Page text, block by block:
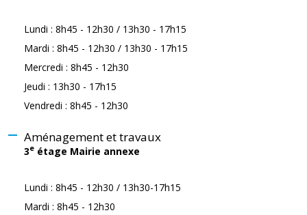
Lundi : 8h45 - 12h30 / 13h30 - 17h15
Mardi : 8h45 - 12h30 / 13h30 - 17h15
Mercredi : 8h45 - 12h30
Jeudi : 13h30 - 17h15
Vendredi : 8h45 - 12h30
Aménagement et travaux
3e étage Mairie annexe
Lundi : 8h45 - 12h30 / 13h30-17h15
Mardi : 8h45 - 12h30